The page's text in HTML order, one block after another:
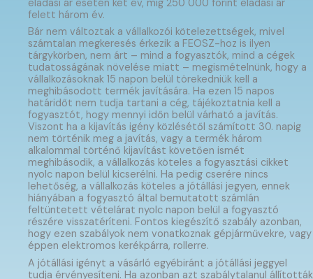
eladási ár esetén két év, míg 250 000 forint eladási ár
felett három év.
Bár nem változtak a vállalkozói kötelezettségek, mivel
számtalan megkeresés érkezik a FEOSZ-hoz is ilyen
tárgykörben, nem árt – mind a fogyasztók, mind a cégek
tudatosságának növelése miatt – megismételnünk, hogy a
vállalkozásoknak 15 napon belül törekedniük kell a
meghibásodott termék javítására. Ha ezen 15 napos
határidőt nem tudja tartani a cég, tájékoztatnia kell a
fogyasztót, hogy mennyi időn belül várható a javítás.
Viszont ha a kijavítás igény közlésétől számított 30. napig
nem történik meg a javítás, vagy a termék három
alkalommal történő kijavítást követően ismét
meghibásodik, a vállalkozás köteles a fogyasztási cikket
nyolc napon belül kicserélni. Ha pedig cserére nincs
lehetőség, a vállalkozás köteles a jótállási jegyen, ennek
hiányában a fogyasztó által bemutatott számlán
feltüntetett vételárat nyolc napon belül a fogyasztó
részére visszatéríteni. Fontos kiegészítő szabály azonban,
hogy ezen szabályok nem vonatkoznak gépjárművekre, vagy
éppen elektromos kerékpárra, rollerre.
A jótállási igényt a vásárló egyébiránt a jótállási jeggyel
tudja érvényesíteni. Ha azonban azt szabálytalanul állították